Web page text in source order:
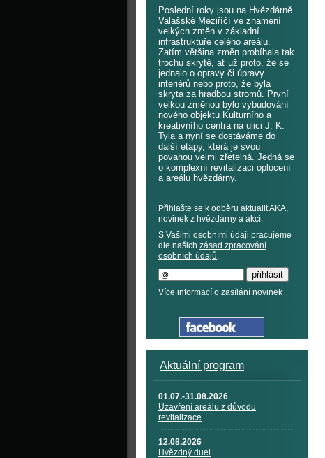
Poslední roky jsou na Hvězdárně
Valašské Meziříčí ve znamení
velkých změn v základní
infrastruktuře celého areálu.
Zatím většina změn probíhala tak
trochu skrytě, ať už proto, že se
jednalo o opravy či úpravy
interiérů nebo proto, že byla
skryta za hradbou stromů. První
velkou změnou bylo vybudování
nového objektu Kulturního a
kreativního centra na ulici J. K.
Tyla a nyní se dostáváme do
další etapy, která je svou
povahou velmi zřetelná. Jedná se
o komplexní revitalizaci oplocení
a areálu hvězdárny.
Přihlašte se k odběru aktualit AKA,
novinek z hvězdárny a akcí:
S Vašimi osobními údaji pracujeme
dle našich zásad zpracování
osobních údajů.
Více informací o zasílání novinek
Aktuální program
01.07.-31.08.2026
Uzavření areálu z důvodu
revitalizace
12.08.2026
Hvězdný duel